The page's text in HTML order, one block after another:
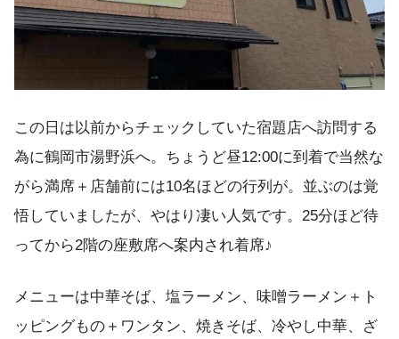
この日は以前からチェックしていた宿題店へ訪問する
為に鶴岡市湯野浜へ。ちょうど昼12:00に到着で当然な
がら満席＋店舗前には10名ほどの行列が。並ぶのは覚
悟していましたが、やはり凄い人気です。25分ほど待
ってから2階の座敷席へ案内され着席♪
メニューは中華そば、塩ラーメン、味噌ラーメン＋ト
ッピングもの＋ワンタン、焼きそば、冷やし中華、ざ